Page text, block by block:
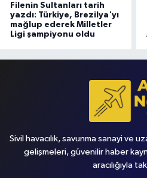
Filenin Sultanları tarih
yazdı: Türkiye, Brezilya'yı
mağlup ederek Milletler
Ligi şampiyonu oldu
Sivil havacılık, savunma sanayi ve
gelişmeleri, güvenilir haber
aracılığıyla